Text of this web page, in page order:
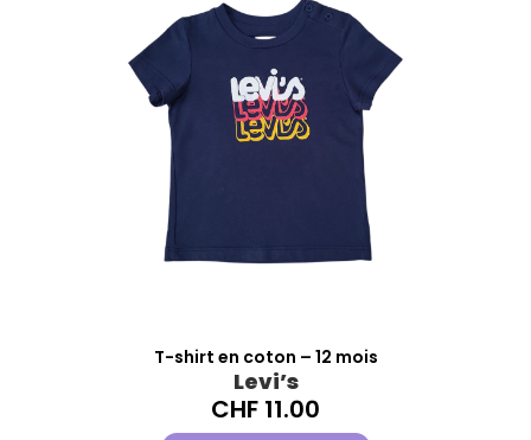
T-shirt en coton – 12 mois
Levi’s
CHF 11.00